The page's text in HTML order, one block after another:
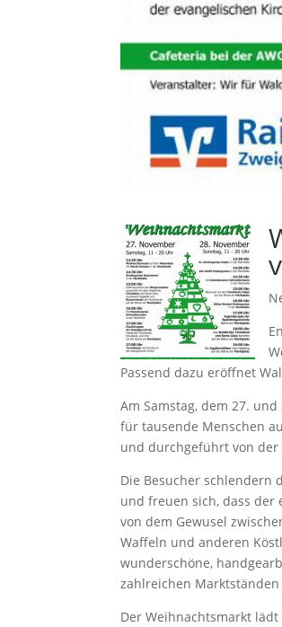
Passend dazu eröffnet
Am Samstag, dem 27.
für tausende Menschen
und durchgeführt von
Die Besucher schlendern
und freuen sich, dass der
von dem Gewusel
Waffeln und anderen
wunderschöne,
zahlreichen
Der Weihnachtsmarkt